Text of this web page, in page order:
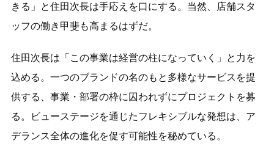
きる」と住田次長は手応えを口にする。当然、店舗スタ
ッフの働き甲斐も高まるはずだ。
住田次長は「この事業は経営の柱になっていく」と力を
込める。一つのブランドの名のもと多様なサービスを提
供する、事業・部署の枠に囚われずにプロジェクトを募
る。ビューステージを通じたフレキシブルな発想は、ア
デランス全体の進化を促す可能性を秘めている。